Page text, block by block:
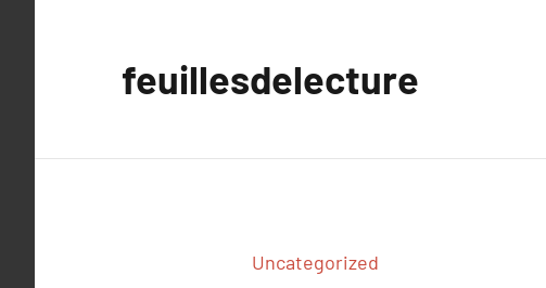
feuillesdelecture
Uncategorized